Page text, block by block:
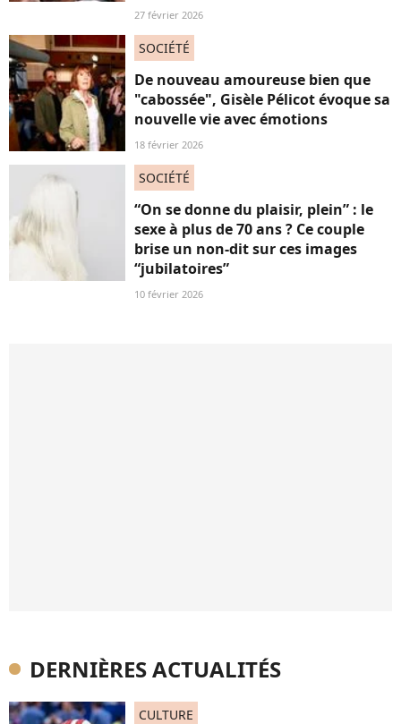
27 février 2026
SOCIÉTÉ
De nouveau amoureuse bien que
"cabossée", Gisèle Pélicot évoque sa
nouvelle vie avec émotions
18 février 2026
SOCIÉTÉ
“On se donne du plaisir, plein” : le
sexe à plus de 70 ans ? Ce couple
brise un non-dit sur ces images
“jubilatoires”
10 février 2026
DERNIÈRES ACTUALITÉS
CULTURE